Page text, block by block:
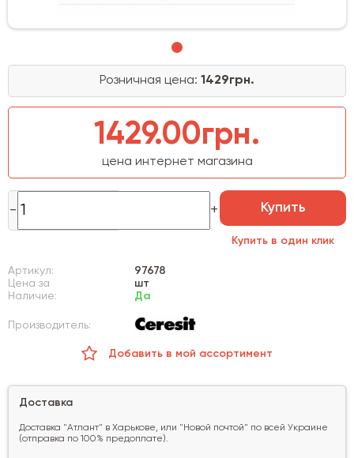
Розничная цена: 1429грн.
1429.00грн.
цена интернет магазина
Купить
Купить в один клик
Артикул:
97678
Цена за
шт
Наличие:
Да
Производитель:
Добавить в мой ассортимент
Доставка
Доставка "Атлант" в Харькове, или "Новой почтой" по всей Украине
(отправка по 100% предоплате).